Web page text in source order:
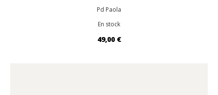
Pd Paola
En stock
49,00 €